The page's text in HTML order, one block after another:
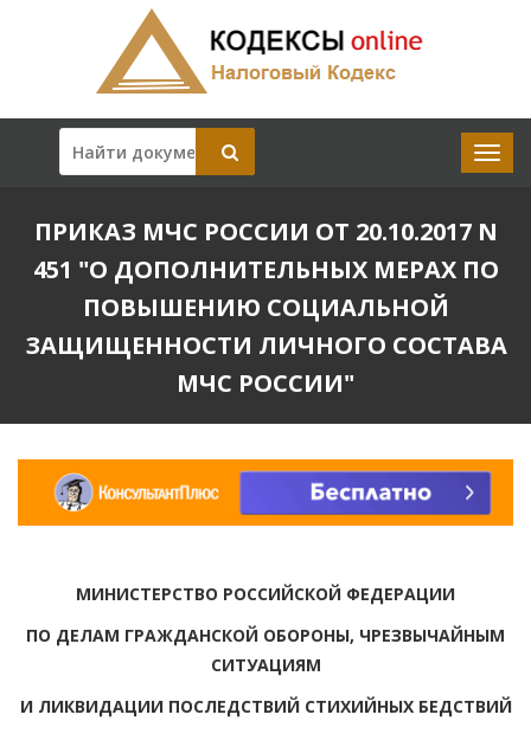
ПРИКАЗ МЧС РОССИИ ОТ 20.10.2017 N
451 "О ДОПОЛНИТЕЛЬНЫХ МЕРАХ ПО
ПОВЫШЕНИЮ СОЦИАЛЬНОЙ
ЗАЩИЩЕННОСТИ ЛИЧНОГО СОСТАВА
МЧС РОССИИ"
МИНИСТЕРСТВО РОССИЙСКОЙ ФЕДЕРАЦИИ
ПО ДЕЛАМ ГРАЖДАНСКОЙ ОБОРОНЫ, ЧРЕЗВЫЧАЙНЫМ
СИТУАЦИЯМ
И ЛИКВИДАЦИИ ПОСЛЕДСТВИЙ СТИХИЙНЫХ БЕДСТВИЙ